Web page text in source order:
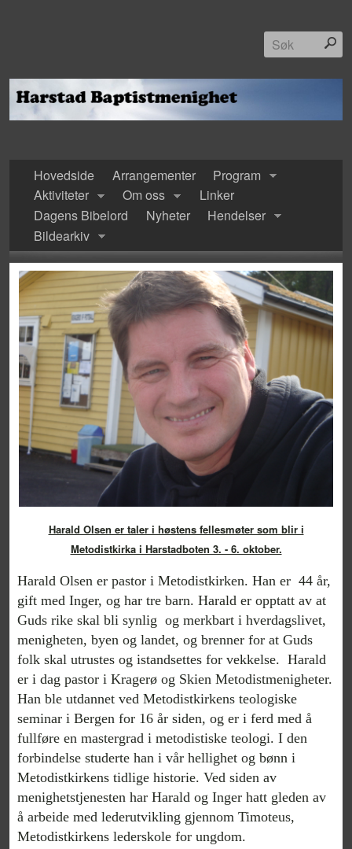
Hovedside Arrangementer
Program
Aktiviteter
Om oss
Linker
Dagens Bibelord
Nyheter
Hendelser
Bildearkiv
Harald Olsen er taler i høstens fellesmøter som blir i
Metodistkirka i Harstadboten 3. - 6. oktober.
Harald Olsen er pastor i Metodistkirken. Han er 44 år,
gift med Inger, og har tre barn. Harald er opptatt av at
Guds rike skal bli synlig og merkbart i hverdagslivet,
menigheten, byen og landet, og brenner for at Guds
folk skal utrustes og istandsettes for vekkelse. Harald
er i dag pastor i Kragerø og Skien Metodistmenigheter.
Han ble utdannet ved Metodistkirkens teologiske
seminar i Bergen for 16 år siden, og er i ferd med å
fullføre en mastergrad i metodistiske teologi. I den
forbindelse studerte han i vår hellighet og bønn i
Metodistkirkens tidlige historie. Ved siden av
menighetstjenesten har Harald og Inger hatt gleden av
å arbeide med lederutvikling gjennom Timoteus,
Metodistkirkens lederskole for ungdom.